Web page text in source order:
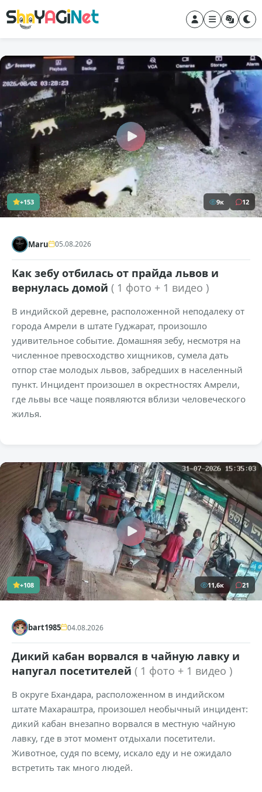
+153 9к 12
Maru 05.08.2026
Как зебу отбилась от прайда львов и
вернулась домой ( 1 фото + 1 видео )
В индийской деревне, расположенной неподалеку от
города Амрели в штате Гуджарат, произошло
удивительное событие. Домашняя зебу, несмотря на
численное превосходство хищников, сумела дать
отпор стае молодых львов, забредших в населенный
пункт. Инцидент произошел в окрестностях Амрели,
где львы все чаще появляются вблизи человеческого
жилья.
+108 11,6к 21
bart1985 04.08.2026
Дикий кабан ворвался в чайную лавку и
напугал посетителей ( 1 фото + 1 видео )
В округе Бхандара, расположенном в индийском
штате Махараштра, произошел необычный инцидент:
дикий кабан внезапно ворвался в местную чайную
лавку, где в этот момент отдыхали посетители.
Животное, судя по всему, искало еду и не ожидало
встретить так много людей.